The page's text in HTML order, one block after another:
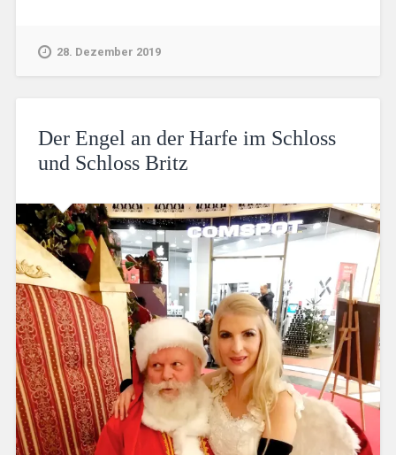
28. Dezember 2019
Der Engel an der Harfe im Schloss
und Schloss Britz